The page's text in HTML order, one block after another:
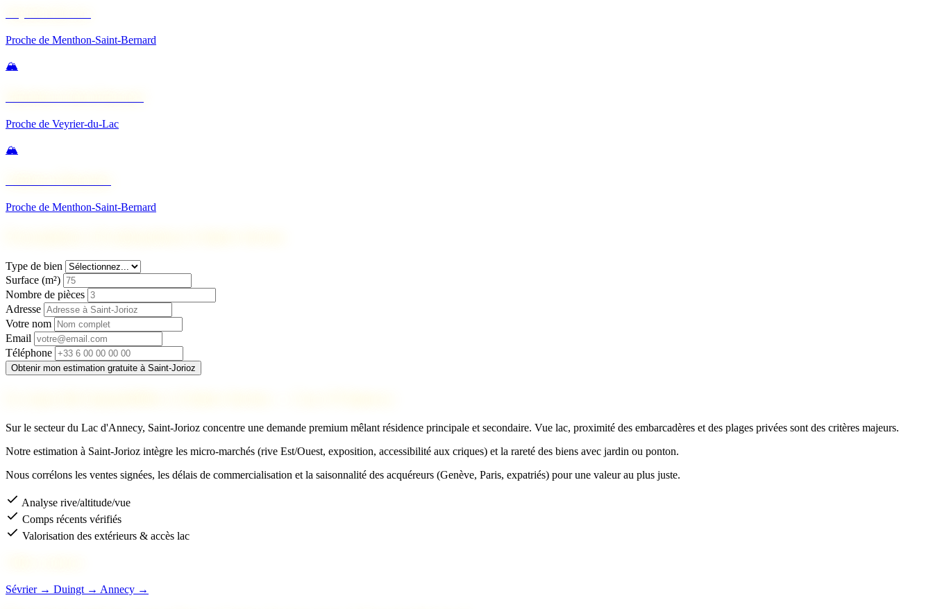
Proche de Menthon-Saint-Bernard
🏔️
Proche de Veyrier-du-Lac
🏔️
Proche de Menthon-Saint-Bernard
Type de bien
Surface (m²)
Nombre de pièces
Adresse
Votre nom
Email
Téléphone
Obtenir mon estimation gratuite à Saint-Jorioz
Sur le secteur du Lac d'Annecy, Saint-Jorioz concentre une demande premium mêlant résidence principale et secondaire. Vue lac, proximité des embarcadères et des plages privées sont des critères majeurs.
Notre estimation à Saint-Jorioz intègre les micro-marchés (rive Est/Ouest, exposition, accessibilité aux criques) et la rareté des biens avec jardin ou ponton.
Nous corrélons les ventes signées, les délais de commercialisation et la saisonnalité des acquéreurs (Genève, Paris, expatriés) pour une valeur au plus juste.
Analyse rive/altitude/vue
Comps récents vérifiés
Valorisation des extérieurs & accès lac
Sévrier → Duingt → Annecy →